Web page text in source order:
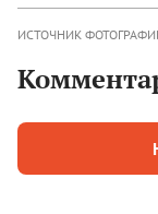
ИСТОЧНИК